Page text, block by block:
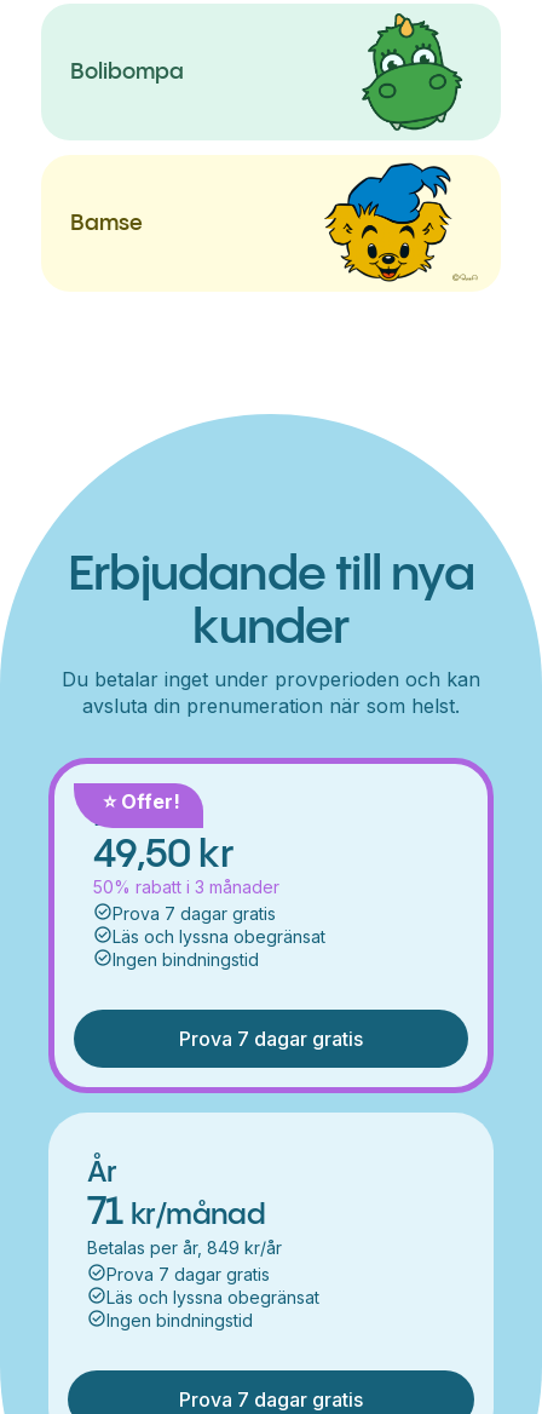
Bolibompa
Bamse
Erbjudande till nya
kunder
Du betalar inget under provperioden och kan
avsluta din prenumeration när som helst.
⭐️ Offer!
Månad
49,50 kr
50% rabatt i 3 månader
Prova 7 dagar gratis
Läs och lyssna obegränsat
Ingen bindningstid
Prova 7 dagar gratis
År
71 kr/månad
Betalas per år, 849 kr/år
Prova 7 dagar gratis
Läs och lyssna obegränsat
Ingen bindningstid
Prova 7 dagar gratis